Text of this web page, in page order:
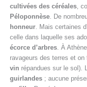
cultivées des céréales ,
Péloponnèse . De
honneur . Mais certaines
celle dans laquelle ses
écorce d’arbres . À
ravageurs des terres et on
vin répandues sur le sol).
guirlandes ; aucune